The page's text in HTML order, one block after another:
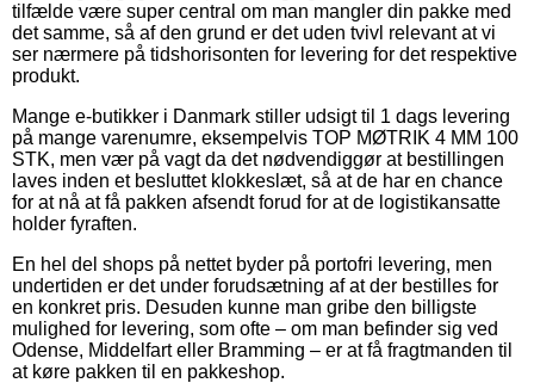
tilfælde være super central om man mangler din pakke med
det samme, så af den grund er det uden tvivl relevant at vi
ser nærmere på tidshorisonten for levering for det respektive
produkt.
Mange e-butikker i Danmark stiller udsigt til 1 dags levering
på mange varenumre, eksempelvis TOP MØTRIK 4 MM 100
STK, men vær på vagt da det nødvendiggør at bestillingen
laves inden et besluttet klokkeslæt, så at de har en chance
for at nå at få pakken afsendt forud for at de logistikansatte
holder fyraften.
En hel del shops på nettet byder på portofri levering, men
undertiden er det under forudsætning af at der bestilles for
en konkret pris. Desuden kunne man gribe den billigste
mulighed for levering, som ofte – om man befinder sig ved
Odense, Middelfart eller Bramming – er at få fragtmanden til
at køre pakken til en pakkeshop.